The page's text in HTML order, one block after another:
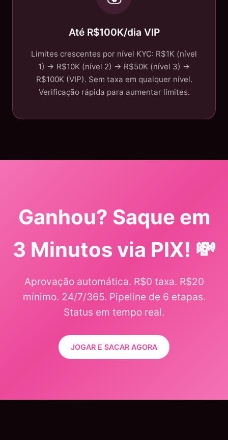
Até R$100K/dia VIP
Limites crescentes por nível KYC: R$1K (nível
1) → R$10K (nível 2) → R$50K (nível 3) →
R$100K (VIP). Sem taxa em qualquer nível.
Verificação rápida para aumentar limites.
Ganhou? Saque em
3 Minutos via PIX! 💸
Aprovação automática. R$0 taxa. R$20
mínimo. 24/7/365. Pipeline de 6 etapas.
Status em tempo real.
JOGAR E SACAR AGORA